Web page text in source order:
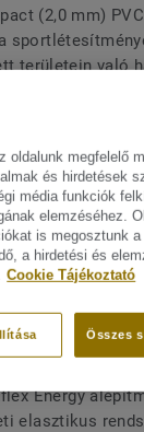
(2,0 mm)
területein való
kopásnak, és
lekezelve a
készül
koptatóréteg
terhek
Energy
elasztikus
oldalunk megfelelő
és hirdetések
média funkciók
elemzéséhez.
is megosztunk
a hirdetési és
Cookie Tájékoztató
Összes